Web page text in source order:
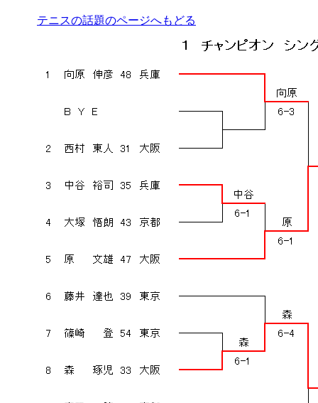
テニスの話題のページへもどる